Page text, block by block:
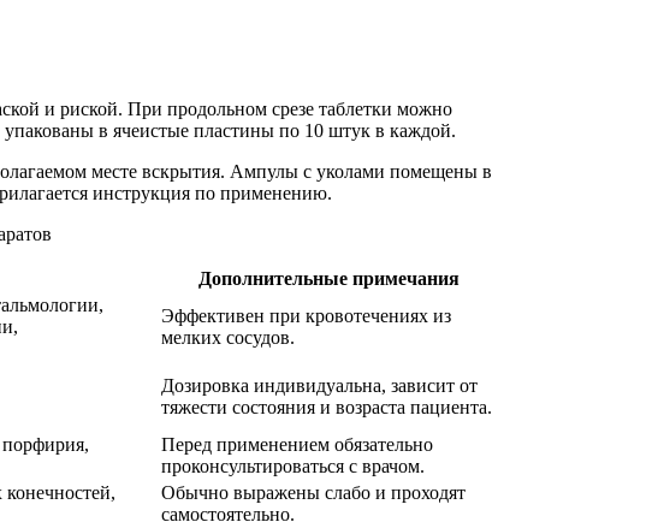
и риской. При продольном срезе таблетки можно
в ячеистые пластины по 10 штук в каждой.
месте вскрытия. Ампулы с уколами помещены в
инструкция по применению.
Дополнительные примечания
Эффективен при кровотечениях из
мелких сосудов.
Дозировка индивидуальна, зависит от
тяжести состояния и возраста пациента.
порфирия,
Перед применением обязательно
проконсультироваться с врачом.
Обычно выражены слабо и проходят
самостоятельно.